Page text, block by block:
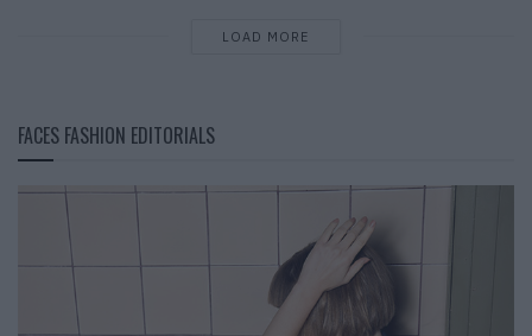
LOAD MORE
FACES FASHION EDITORIALS